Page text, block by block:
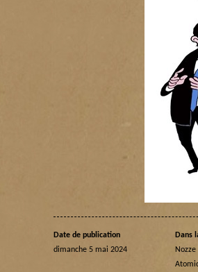
Date de publication
dimanche 5 mai 2024
Dans